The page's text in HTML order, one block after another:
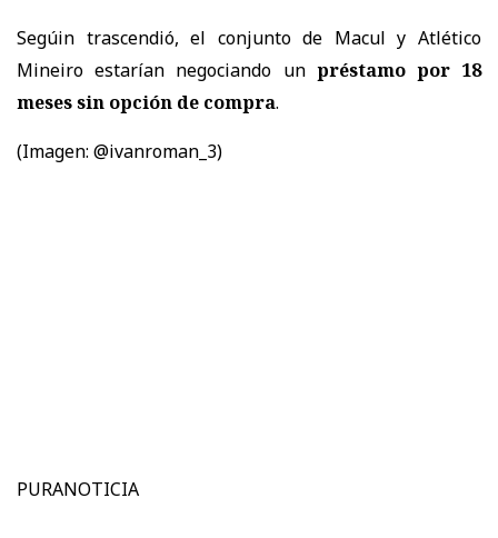
Segúin trascendió, el conjunto de Macul y Atlético
Mineiro estarían negociando un préstamo por 18
meses sin opción de compra.
(Imagen: @ivanroman_3)
PURANOTICIA